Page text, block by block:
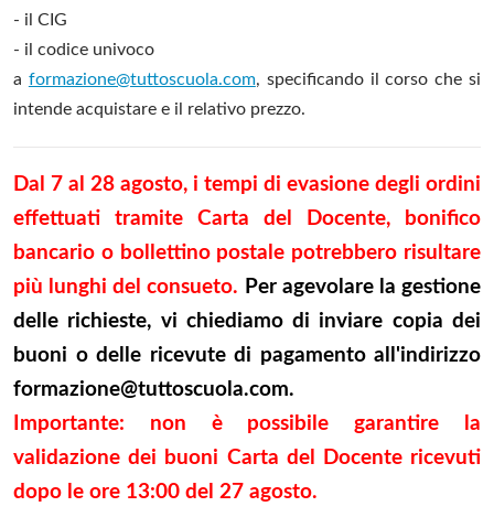
- il CIG
- il codice univoco
a formazione@tuttoscuola.com, specificando il corso che si
intende acquistare e il relativo prezzo.
Dal 7 al 28 agosto, i tempi di evasione degli ordini
effettuati tramite Carta del Docente, bonifico
bancario o bollettino postale potrebbero risultare
più lunghi del consueto. Per agevolare la gestione
delle richieste, vi chiediamo di inviare copia dei
buoni o delle ricevute di pagamento all'indirizzo
formazione@tuttoscuola.com.
Importante: non è possibile garantire la
validazione dei buoni Carta del Docente ricevuti
dopo le ore 13:00 del 27 agosto.